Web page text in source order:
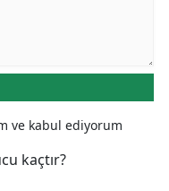
ve kabul ediyorum
kaçtır?